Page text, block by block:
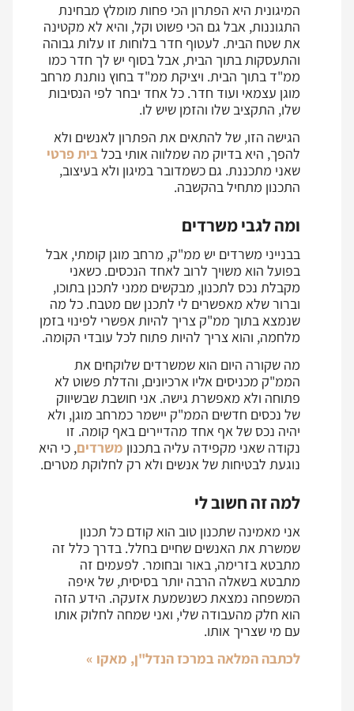
המיגונית היא הפתרון הכי פחות מומלץ מבחינת
התגוננות, אבל גם הכי פשוט וקל, והיא לא מקטינה
את שטח הבית. לעטוף חדר בלוחות זו עלות גבוהה
והתעסקות בתוך הבית, אבל בסוף יש לך חדר כמו
ממ"ד בתוך הבית. ויציקת ממ"ד בחוץ נותנת מרחב
מוגן עצמאי ועוד חדר. כל אחד יבחר לפי הנסיבות
שלו, התקציב שלו והזמן שיש לו.
הגישה הזו, של להתאים את הפתרון לאנשים ולא
להפך, היא בדיוק מה שמלווה אותי בכלבית פרטי
שאני מתכננת. גם כשמדובר במיגון ולא בעיצוב,
התכנון מתחיל בהקשבה.
ומה לגבי משרדים
בבנייני משרדים יש ממ"ק, מרחב מוגן קומתי, אבל
בפועל הוא משויך לרוב לאחד הנכסים. כשאני
מקבלת נכס לתכנון, מבקשים ממני לתכנן בתוכו,
וברור שלא מאפשרים לי לתכנן שם מטבח. כל מה
שנמצא בתוך ממ"ק צריך להיות אפשרי לפינוי בזמן
מלחמה, והוא צריך להיות פתוח לכל עובדי הקומה.
מה שקורה היום הוא שמשרדים שלוקחים את
הממ"ק מכניסים אליו ארכיונים, והדלת פשוט לא
פתוחה ולא מאפשרת גישה. אני חושבת שבשיווק
של נכסים חדשים הממ"ק יישמר כמרחב מוגן, ולא
יהיה נכס של אף אחד מהדיירים באף קומה. זו
נקודה שאני מקפידה עליה בתכנון משרדים, כי היא
נוגעת לבטיחות של אנשים ולא רק לחלוקת מטרים.
למה זה חשוב לי
אני מאמינה שתכנון טוב הוא קודם כל תכנון
שמשרת את האנשים שחיים בחלל. בדרך כלל זה
מתבטא בזרימה, באור ובחומר. לפעמים זה
מתבטא בשאלה הרבה יותר בסיסית, של איפה
המשפחה נמצאת כשנשמעת אזעקה. הידע הזה
הוא חלק מהעבודה שלי, ואני שמחה לחלוק אותו
עם מי שצריך אותו.
לכתבה המלאה במרכז הנדל"ן, מאקו »